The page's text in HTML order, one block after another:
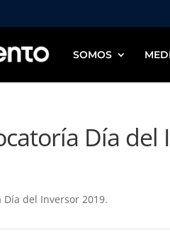
SOMOS
Día del
Día del Inversor 2019.